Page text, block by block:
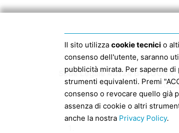
Sede Legale 40124
Il sito utilizza cookie tecnici o
consenso dell'utente, saranno
pubblicità mirata. Per saperne
strumenti equivalenti. Premi
consenso o revocare quello già
assenza di cookie o altri
anche la nostra Privacy Policy.